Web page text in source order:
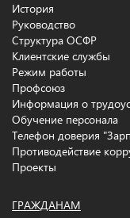
История
Руководство
Структура ОСФР
Клиентские службы
Режим работы
Профсоюз
Информация о
Обучение персонала
Телефон доверия
Противодействие
Проекты
ГРАЖДАНАМ